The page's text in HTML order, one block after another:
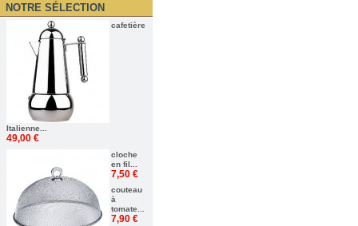
NOTRE SÉLECTION
cafetière
Italienne...
49,00 €
cloche
en fil...
7,50 €
couteau
à
tomate...
7,90 €